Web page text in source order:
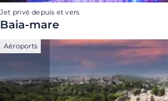
Jet privé depuis et vers
Baia-mare
Aéroports